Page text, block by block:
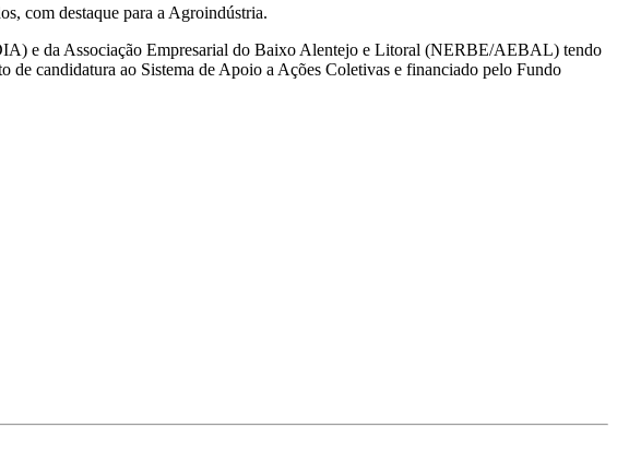
com destaque para a Agroindústria.
e da Associação Empresarial do Baixo Alentejo e Litoral (NERBE/AEBAL) tendo
candidatura ao Sistema de Apoio a Ações Coletivas e financiado pelo Fundo